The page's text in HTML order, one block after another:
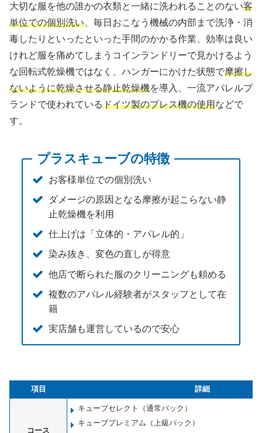
大切な服を他の誰かの衣類と一緒に洗われることのない客
単位での個別洗い 、毎日おこなう機械の内部まで洗浄・消
毒したりといったといった手間のかかる作業、効率は良い
けれど服を痛めてしまうコインランドリーで見かけるよう
な回転式乾燥機ではなく、ハンガーにかけた状態で摩擦し
ないように乾燥させる静止乾燥機を導入、一流アパレルブ
ランドで使われているドイツ製のプレス機の使用などで
す。
プラスキューブの特徴
お客様単位での個別洗い
ダメージの原因となる摩擦が起こらない静
止乾燥機を利用
仕上げは「立体的・アパレル的」
染み抜き、変色の直しが得意
他店で断られた服のクリーニングも頼める
複数のアパレル経験者がスタッフとして在
籍
実店舗も運営しているので安心
項目 詳細
コース
キューブセレクト（通常パック）
キューブプレミアム（上級パック）